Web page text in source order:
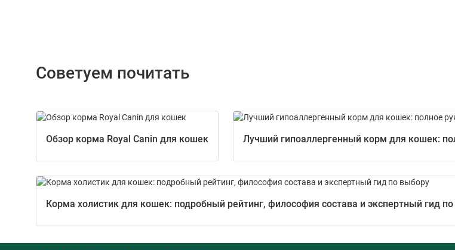
Советуем почитать
Обзор корма Royal Canin для кошек Лучший гипоаллергенный корм для кошек:
Корма холистик для кошек: подробный рейтинг, философия состава и экспертный гид